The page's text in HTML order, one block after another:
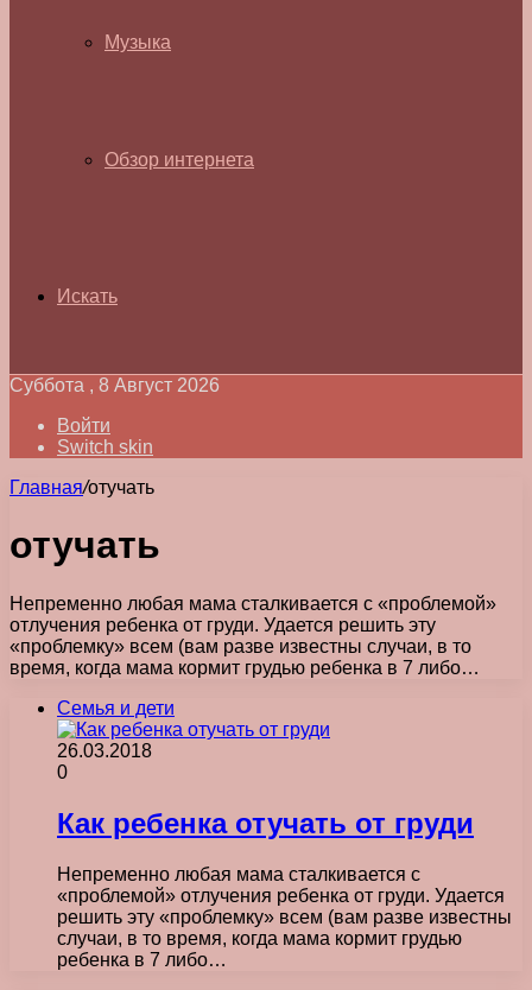
Музыка
Обзор интернета
Искать
Суббота , 8 Август 2026
Войти
Switch skin
Главная/отучать
отучать
Непременно любая мама сталкивается с «проблемой»
отлучения ребенка от груди. Удается решить эту
«проблемку» всем (вам разве известны случаи, в то
время, когда мама кормит грудью ребенка в 7 либо…
Семья и дети
26.03.2018
0
Как ребенка отучать от груди
Непременно любая мама сталкивается с
«проблемой» отлучения ребенка от груди. Удается
решить эту «проблемку» всем (вам разве известны
случаи, в то время, когда мама кормит грудью
ребенка в 7 либо…